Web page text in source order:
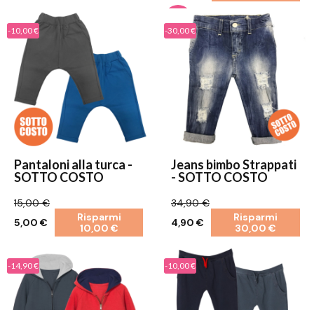
-10,00 €
Pantaloni alla turca -
SOTTO COSTO
15,00 €
5,00 €
Risparmi
10,00 €
-30,00 €
Jeans bimbo Strappati
- SOTTO COSTO
34,90 €
4,90 €
Risparmi
30,00 €
-14,90 € -10,00 €